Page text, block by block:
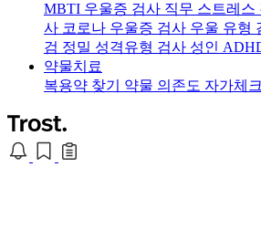
MBTI 우울증 검사 직무 스트레스
사 코로나 우울증 검사 우울 유형
검 정밀 성격유형 검사 성인
약물치료
복용약 찾기 약물 의존도 자가체크